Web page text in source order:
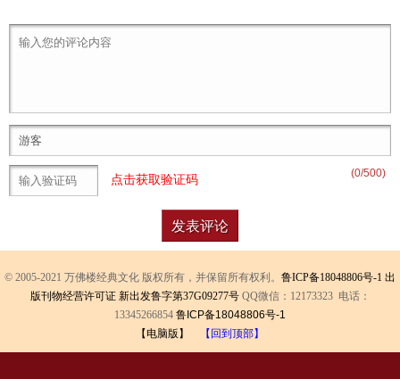
(0/500)
点击获取验证码
© 2005-2021 万佛楼经典文化 版权所有，并保留所有权利。 鲁ICP备18048806号-1 出
版刊物经营许可证 新出发鲁字第37G09277号 QQ微信：12173323 电话：
13345266854 鲁ICP备18048806号-1
【电脑版】
【回到顶部】